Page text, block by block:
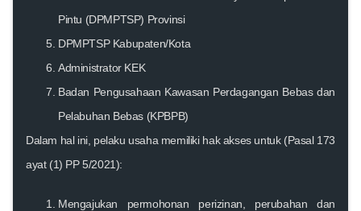
Pintu (DPMPTSP) Provinsi
DPMPTSP Kabupaten/Kota
Administrator KEK
Badan Pengusahaan Kawasan Perdagangan Bebas dan
Pelabuhan Bebas (KPBPB)
Dalam hal ini, pelaku usaha memiliki hak akses untuk (Pasal 173
ayat (1) PP 5/2021):
Mengajukan permohonan perizinan, perubahan dan